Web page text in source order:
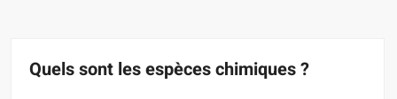
Quels sont les espèces chimiques ?